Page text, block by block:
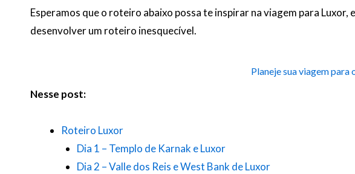
Esperamos que o roteiro abaixo possa te inspirar na viagem para
desenvolver um roteiro inesquecível.
Planeje sua viagem para
Nesse post:
Roteiro Luxor
Dia 1 – Templo de Karnak e Luxor
Dia 2 – Valle dos Reis e West Bank de Luxor